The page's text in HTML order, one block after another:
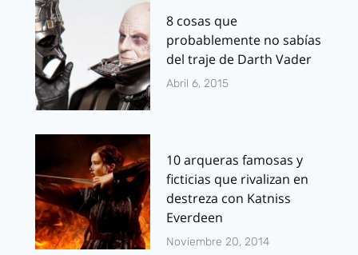
8 cosas que
probablemente no sabías
del traje de Darth Vader
Abril 6, 2015
10 arqueras famosas y
ficticias que rivalizan en
destreza con Katniss
Everdeen
Noviembre 20, 2014